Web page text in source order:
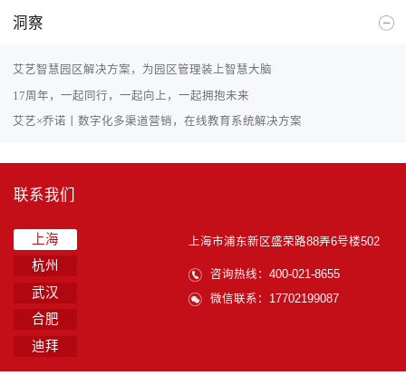
洞察
艾艺智慧园区解决方案，为园区管理装上智慧大脑
17周年，一起同行，一起向上，一起拥抱未来
艾艺×乔诺丨数字化多渠道营销，在线教育系统解决方案
联系我们
上海
杭州
武汉
合肥
迪拜
上海市浦东新区盛荣路88弄6号楼502
咨询热线：400-021-8655
微信联系：17702199087